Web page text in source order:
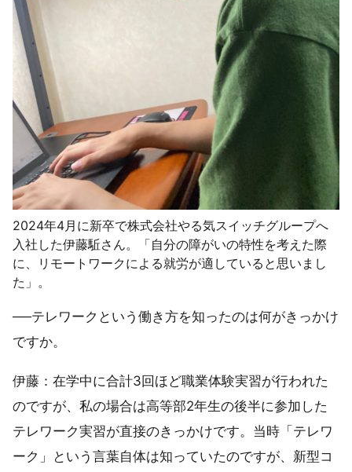
2024年4月に新卒で株式会社やる気スイッチグループへ
入社した伊藤駈さん。「自分の障がいの特性を考えた際
に、リモートワークによる就労が適していると思いまし
た」。
──テレワークという働き方を知ったのは何がきっかけ
ですか。
伊藤：在学中に合計3回ほど職業体験実習が行われた
のですが、私の場合は高等部2年生の後半に参加した
テレワーク実習が直接のきっかけです。当時「テレワ
ーク」という言葉自体は知っていたのですが、新型コ